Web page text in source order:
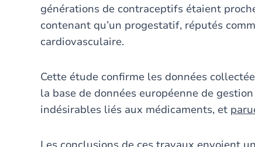
générations de contraceptifs étaient
contenant qu’un progestatif, réputés
cardiovasculaire.
Cette étude confirme les données
la base de données européenne de
indésirables liés aux médicaments, et